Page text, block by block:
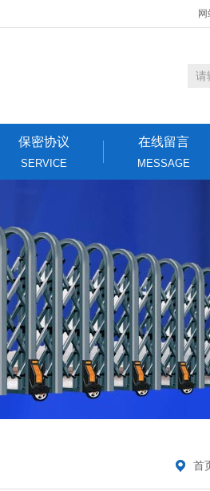
保密协议
SERVICE
在线留言
MESSAGE
首